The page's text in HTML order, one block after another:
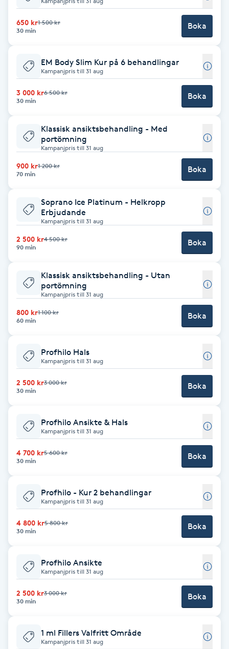
Babylights
Balayage
Bambumassage
Barber
Barnklippning
BIAB
Blowout
Bottenfärg
Brynformning
Brynfärgning
Bröllopsuppsättning
Coachning
Color correction
Cryoterapi
D
Damklippning
Dermapen
Diamantslipning
Enzympeeling
Extensions
650 kr1 500 kr
30 min
Boka
EM Body Slim Kur på 6 behandlingar
Kampanjpris till 31 aug
3 000 kr6 500 kr
30 min
Boka
Klassisk ansiktsbehandling - Med
portömning
Kampanjpris till 31 aug
900 kr1 200 kr
70 min
Boka
Soprano Ice Platinum - Helkropp
Erbjudande
Kampanjpris till 31 aug
2 500 kr4 500 kr
90 min
Boka
Klassisk ansiktsbehandling - Utan
portömning
Kampanjpris till 31 aug
800 kr1 100 kr
60 min
Boka
Profhilo Hals
Kampanjpris till 31 aug
2 500 kr3 000 kr
30 min
Boka
Profhilo Ansikte & Hals
Kampanjpris till 31 aug
4 700 kr5 600 kr
30 min
Boka
Profhilo - Kur 2 behandlingar
Kampanjpris till 31 aug
4 800 kr5 800 kr
30 min
Boka
Profhilo Ansikte
Kampanjpris till 31 aug
2 500 kr3 000 kr
30 min
Boka
1 ml Fillers Valfritt Område
Kampanjpris till 31 aug